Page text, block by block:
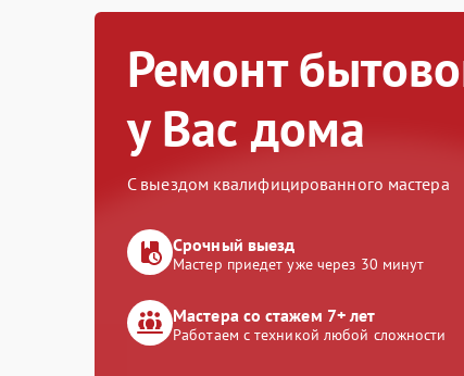
Ремонт
у Вас дома
С выездом квалифицированного мастера
Срочный выезд
Мастер приедет уже через 30 минут
Мастера со стажем 7+ лет
Работаем с техникой любой сложности